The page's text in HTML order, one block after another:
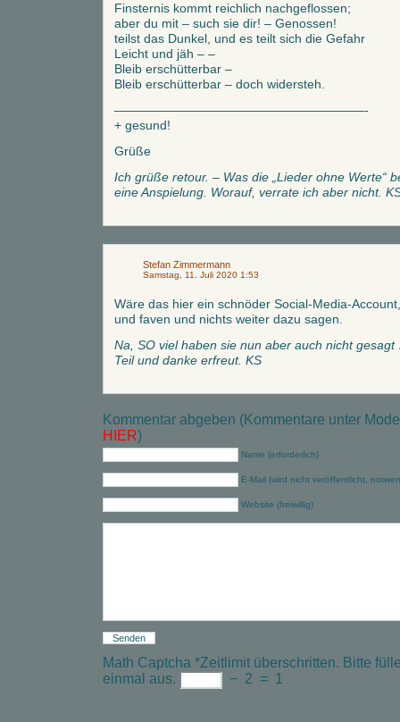
Finsternis kommt reichlich nachgeflossen;
aber du mit – such sie dir! – Genossen!
teilst das Dunkel, und es teilt sich die Gefahr
Leicht und jäh – –
Bleib erschütterbar –
Bleib erschütterbar – doch widersteh.
————————————————————-
+ gesund!
Grüße
Ich grüße retour. – Was die „Lieder ohne Werte“
eine Anspielung. Worauf, verrate ich aber nicht.
Stefan Zimmermann
Samstag, 11. Juli 2020 1:53
Wäre das hier ein schnöder Social-Media-
und faven und nichts weiter dazu sagen.
Na, SO viel haben sie nun aber auch nicht
Teil und danke erfreut. KS
Kommentar abgeben (Kommentare unter
HIER)
Name (erforderlich)
E-Mail (wird nicht veröffentlicht,
Website (freiwillig)
Math Captcha *Zeitlimit überschritten. Bitte
einmal aus.
− 2 = 1